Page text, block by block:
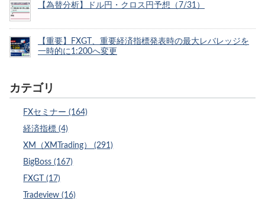
【為替分析】ドル円・クロス円予想（7/31）
【重要】FXGT、重要経済指標発表時の最大レバレッジを
一時的に1:200へ変更
カテゴリ
FXセミナー (164)
経済指標 (4)
XM（XMTrading） (291)
BigBoss (167)
FXGT (17)
Tradeview (16)